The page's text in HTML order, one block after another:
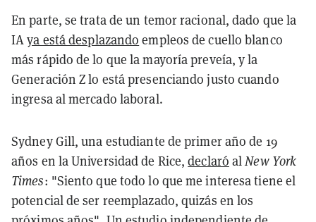
En parte, se trata de un temor racional, dado que la
IAya está desplazando empleos de cuello blanco
más rápido de lo que la mayoría preveía, y la
Generación Z lo está presenciando justo cuando
ingresa al mercado laboral.
Sydney Gill, una estudiante de primer año de 19
años en la Universidad de Rice,declaró alNew York
Times: "Siento que todo lo que me interesa tiene el
potencial de ser reemplazado, quizás en los